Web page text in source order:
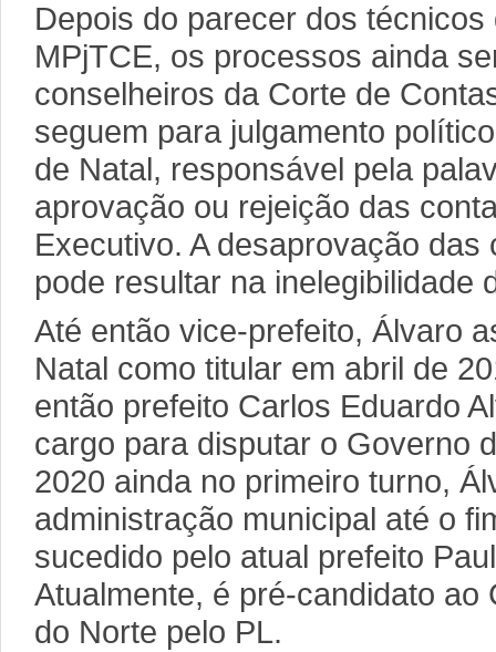
Depois do parecer dos técnicos
MPjTCE, os processos ainda
conselheiros da Corte de
seguem para julgamento
de Natal, responsável pela
aprovação ou rejeição das
Executivo. A desaprovação das
pode resultar na inelegibilidade
Até então vice-prefeito, Álvaro
Natal como titular em abril de
então prefeito Carlos Eduardo
cargo para disputar o Governo
2020 ainda no primeiro turno,
administração municipal até o
sucedido pelo atual prefeito
Atualmente, é pré-candidato ao
do Norte pelo PL.